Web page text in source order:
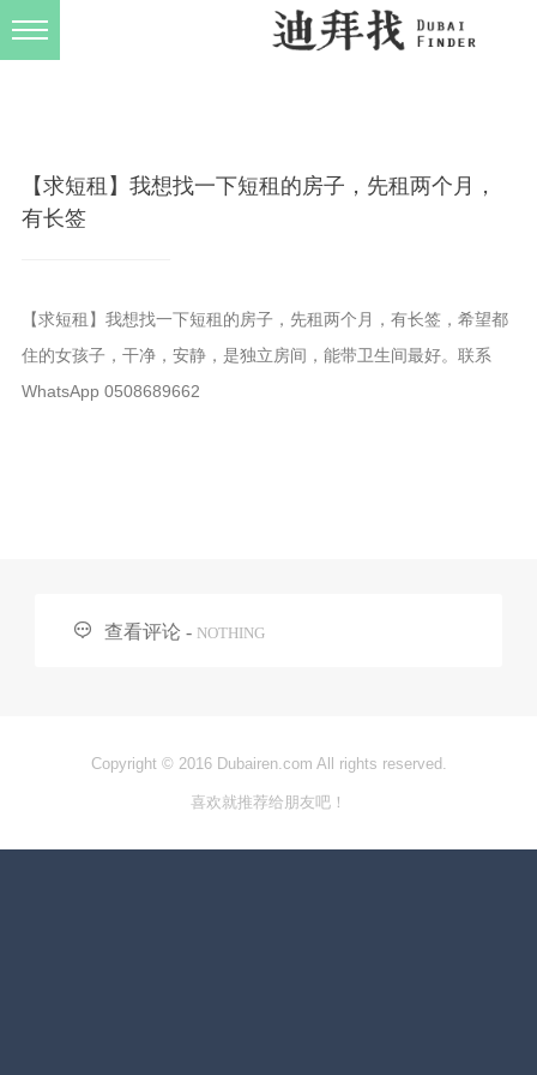
【求短租】我想找一下短租的房子，先租两个月，
有长签
【求短租】我想找一下短租的房子，先租两个月，有长签，希望都
住的女孩子，干净，安静，是独立房间，能带卫生间最好。联系
WhatsApp 0508689662
 查看评论 - NOTHING
Copyright © 2016 Dubairen.com All rights reserved.
喜欢就推荐给朋友吧！